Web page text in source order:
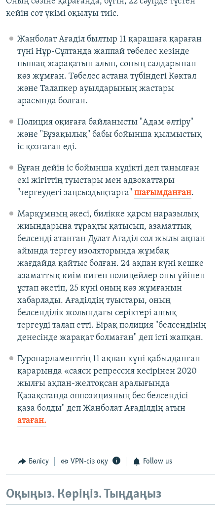
кейін сот үкімі оқылуы тиіс.
Жанболат Ағаділ былтыр 11 қарашаға қараған
түні Нұр-Сұлтанда жаппай төбелес кезінде
пышақ жарақатын алып, соның салдарынан
көз жұмған. Төбелес астана түбіндегі Көктал
және Талапкер ауылдарының жастары
арасында болған.
Полиция оқиғаға байланысты "Адам өлтіру"
және "Бұзақылық" бабы бойынша қылмыстық
іс қозғаған еді.
Бұған дейін іс бойынша күдікті деп танылған
екі жігіттің туыстары мен адвокаттары
"тергеудегі заңсыздықтарға" шағымданған.
Марқұмның әкесі, билікке қарсы наразылық
жиындарына тұрақты қатысып, азаматтық
белсенді атанған Дулат Ағаділ сол жылы ақпан
айында тергеу изоляторында жұмбақ
жағдайда қайтыс болған. 24 ақпан күні кешке
азаматтық киім киген полицейлер оны үйінен
ұстап әкетіп, 25 күні оның көз жұмғанын
хабарлады. Ағаділдің туыстары, оның
белсенділік жолындағы серіктері ашық
тергеуді талап етті. Бірақ полиция "белсендінің
денесінде жарақат болмаған" деп істі жапқан.
Еуропарламенттің 11 ақпан күні қабылданған
қарарында «саяси репрессия кесірінен 2020
жылғы ақпан-желтоқсан аралығында
Қазақстанда оппозицияның бес белсендісі
қаза болды" деп Жанболат Ағаділдің атын
атаған.
Бөлісу VPN-сіз оқу Follow us
Оқыңыз. Көріңіз. Тыңдаңыз